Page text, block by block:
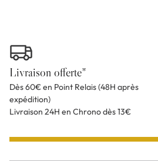
Livraison offerte*
Dès 60€ en Point Relais (48H après
expédition)
Livraison 24H en Chrono dès 13€